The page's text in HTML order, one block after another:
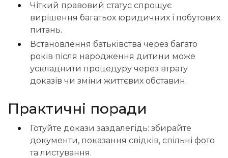
Чіткий правовий статус спрощує
вирішення багатьох юридичних і побутових
питань.
Встановлення батьківства через багато
років після народження дитини може
ускладнити процедуру через втрату
доказів чи зміни життєвих обставин.
Практичні поради
Готуйте докази заздалегідь: збирайте
документи, показання свідків, спільні фото
та листування.